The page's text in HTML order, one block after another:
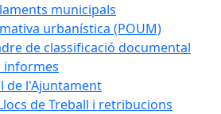
municipals
urbanística (POUM)
de classificació documental
informes
de l'Ajuntament
de Treball i retribucions